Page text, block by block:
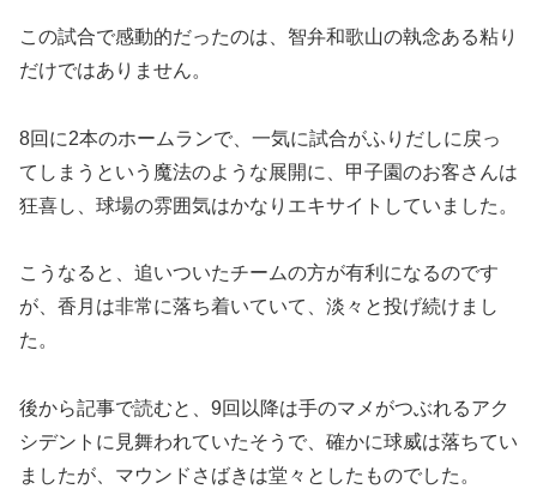
この試合で感動的だったのは、智弁和歌山の執念ある粘り
だけではありません。
8回に2本のホームランで、一気に試合がふりだしに戻っ
てしまうという魔法のような展開に、甲子園のお客さんは
狂喜し、球場の雰囲気はかなりエキサイトしていました。
こうなると、追いついたチームの方が有利になるのです
が、香月は非常に落ち着いていて、淡々と投げ続けまし
た。
後から記事で読むと、9回以降は手のマメがつぶれるアク
シデントに見舞われていたそうで、確かに球威は落ちてい
ましたが、マウンドさばきは堂々としたものでした。